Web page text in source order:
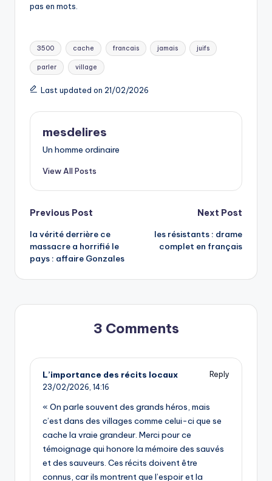
pas en mots.
Tags:
3500 cache francais jamais juifs
parler village
Last updated on 21/02/2026
mesdelires
Un homme ordinaire
View All Posts
Post
navigation
Previous Post
la vérité derrière ce
massacre a horrifié le
pays : affaire Gonzales
Next Post
les résistants : drame
complet en français
3 Comments
L’importance des récits locaux
Reply
23/02/2026, 14:16
« On parle souvent des grands héros, mais
c’est dans des villages comme celui-ci que se
cache la vraie grandeur. Merci pour ce
témoignage qui honore la mémoire des sauvés
et des sauveurs. Ces récits doivent être
connus, car ils montrent que l’espoir et la